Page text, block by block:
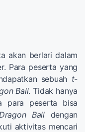
akan berlari dalam
Para peserta yang
sebuah t-
Ball. Tidak hanya
para peserta bisa
Dragon Balldengan
aktivitas mencari